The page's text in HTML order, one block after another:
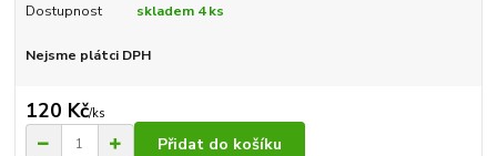
Dostupnost skladem 4 ks
Nejsme plátci DPH
120 Kč/ks
Přidat do košíku